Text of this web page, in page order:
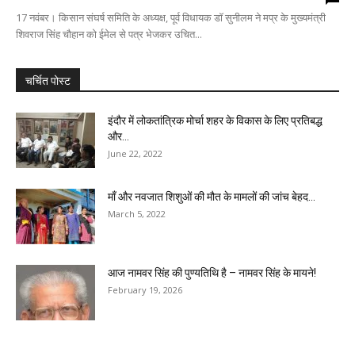
17 नवंबर। किसान संघर्ष समिति के अध्यक्ष, पूर्व विधायक डॉ सुनीलम ने मप्र के मुख्यमंत्री
शिवराज सिंह चौहान को ईमेल से पत्र भेजकर उचित...
चर्चित पोस्ट
इंदौर में लोकतांत्रिक मोर्चा शहर के विकास के लिए प्रतिबद्ध
और...
June 22, 2022
माँ और नवजात शिशुओं की मौत के मामलों की जांच बेहद...
March 5, 2022
आज नामवर सिंह की पुण्यतिथि है – नामवर सिंह के मायने!
February 19, 2026